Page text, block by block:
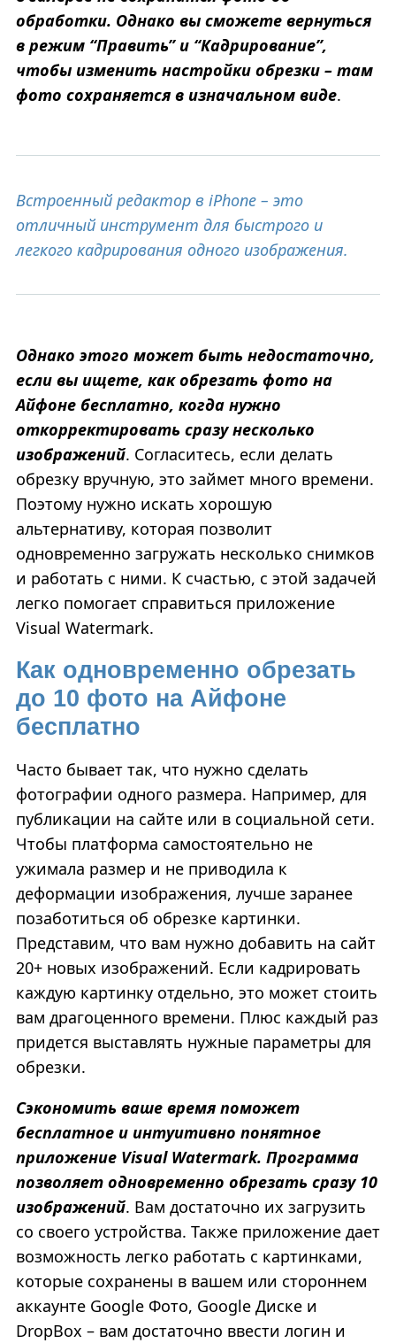
обработки. Однако вы сможете вернуться
в режим “Править” и “Кадрирование”,
чтобы изменить настройки обрезки – там
фото сохраняется в изначальном виде.
Встроенный редактор в iPhone – это
отличный инструмент для быстрого и
легкого кадрирования одного изображения.
Однако этого может быть недостаточно,
если вы ищете, как обрезать фото на
Айфоне бесплатно, когда нужно
откорректировать сразу несколько
изображений. Согласитесь, если делать
обрезку вручную, это займет много времени.
Поэтому нужно искать хорошую
альтернативу, которая позволит
одновременно загружать несколько снимков
и работать с ними. К счастью, с этой задачей
легко помогает справиться приложение
Visual Watermark.
Как одновременно обрезать
до 10 фото на Айфоне
бесплатно
Часто бывает так, что нужно сделать
фотографии одного размера. Например, для
публикации на сайте или в социальной сети.
Чтобы платформа самостоятельно не
ужимала размер и не приводила к
деформации изображения, лучше заранее
позаботиться об обрезке картинки.
Представим, что вам нужно добавить на сайт
20+ новых изображений. Если кадрировать
каждую картинку отдельно, это может стоить
вам драгоценного времени. Плюс каждый раз
придется выставлять нужные параметры для
обрезки.
Сэкономить ваше время поможет
бесплатное и интуитивно понятное
приложение Visual Watermark. Программа
позволяет одновременно обрезать сразу 10
изображений. Вам достаточно их загрузить
со своего устройства. Также приложение дает
возможность легко работать с картинками,
которые сохранены в вашем или стороннем
аккаунте Google Фото, Google Диске и
DropBox – вам достаточно ввести логин и